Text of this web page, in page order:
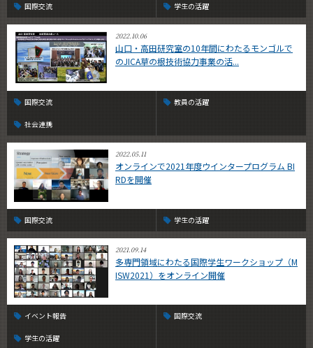
国際交流 学生の活躍
2022.10.06
山口・高田研究室の10年間にわたるモンゴルで
のJICA草の根技術協力事業の活...
国際交流 教員の活躍
社会連携
2022.05.11
オンラインで2021年度ウインタープログラム BI
RDを開催
国際交流 学生の活躍
2021.09.14
多専門領域にわたる国際学生ワークショップ（M
ISW2021）をオンライン開催
イベント報告 国際交流
学生の活躍